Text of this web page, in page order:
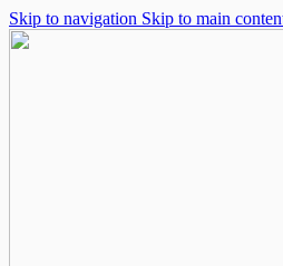
Skip to navigation Skip to main